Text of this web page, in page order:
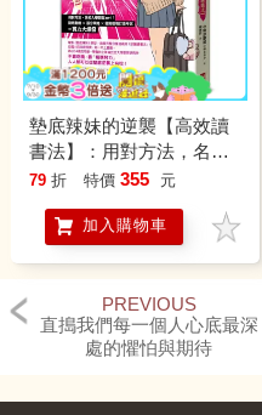
墊底辣妹的逆襲【高效讀
書法】：用對方法，名校
入學輕鬆get！點燃動機×
考試實力大爆發
79 折 特價 355 元
加入購物車
PREVIOUS
直搗我們每一個人心底最深
處的懼怕與期待